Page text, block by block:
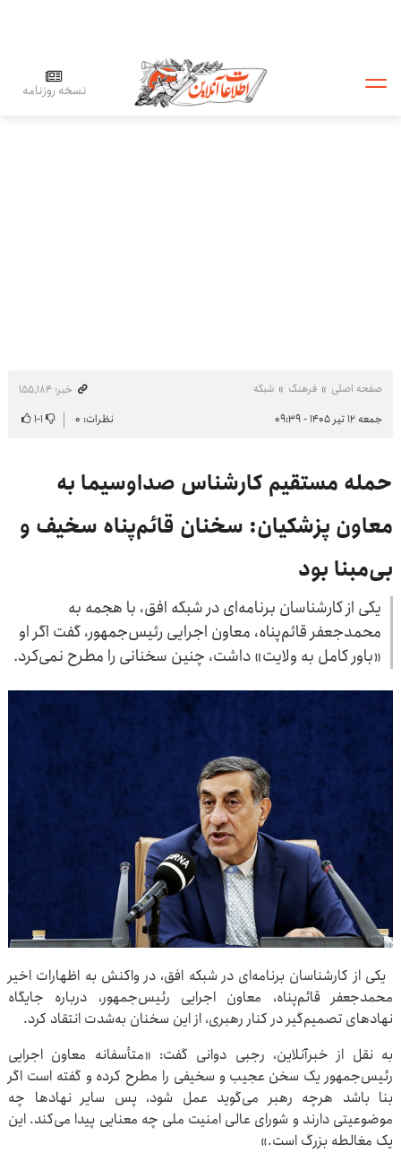
نسخه روزنامه
صفحه اصلی فرهنگ شبکه
خبر: ۱۵۵٬۱۸۴
جمعه ۱۲ تیر ۱۴۰۵ - ۰۹:۳۹
نظرات: ۰ ۱-۱
حمله مستقیم کارشناس صداوسیما به
معاون پزشکیان: سخنان قائم‌پناه سخیف و
بی‌مبنا بود
یکی از کارشناسان برنامه‌ای در شبکه افق، با هجمه به
محمدجعفر قائم‌پناه، معاون اجرایی رئیس‌جمهور، گفت اگر او
«باور کامل به ولایت» داشت، چنین سخنانی را مطرح نمی‌کرد.
یکی از کارشناسان برنامه‌ای در شبکه افق، در واکنش به اظهارات اخیر
محمدجعفر قائم‌پناه، معاون اجرایی رئیس‌جمهور، درباره جایگاه
نهادهای تصمیم‌گیر در کنار رهبری، از این سخنان به‌شدت انتقاد کرد.
به نقل از خبرآنلاین، رجبی دوانی گفت: «متأسفانه معاون اجرایی
رئیس‌جمهور یک سخن عجیب و سخیفی را مطرح کرده و گفته است اگر
بنا باشد هرچه رهبر می‌گوید عمل شود، پس سایر نهادها چه
موضوعیتی دارند و شورای عالی امنیت ملی چه معنایی پیدا می‌کند. این
یک مغالطه بزرگ است.»